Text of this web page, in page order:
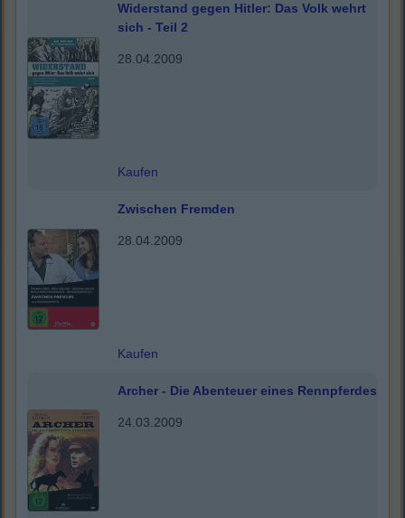
Widerstand gegen Hitler: Das Volk wehrt
sich - Teil 2
28.04.2009
Kaufen
Zwischen Fremden
28.04.2009
Kaufen
Archer - Die Abenteuer eines Rennpferdes
24.03.2009